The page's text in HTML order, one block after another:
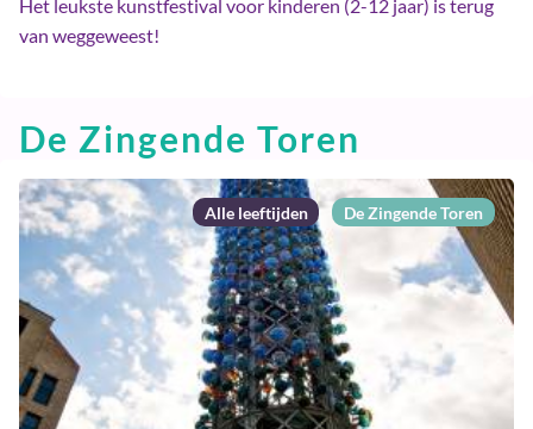
Het leukste kunstfestival voor kinderen (2-12 jaar) is terug
van weggeweest!
De Zingende Toren
Alle leeftijden De Zingende Toren